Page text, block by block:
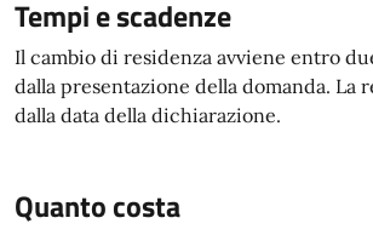
Tempi e scadenze
Il cambio di residenza avviene entro
dalla presentazione della domanda. La
dalla data della dichiarazione.
Quanto costa